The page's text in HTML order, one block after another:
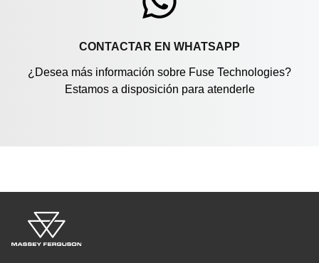
CONTACTAR EN WHATSAPP
¿Desea más información sobre Fuse Technologies?
Estamos a disposición para atenderle